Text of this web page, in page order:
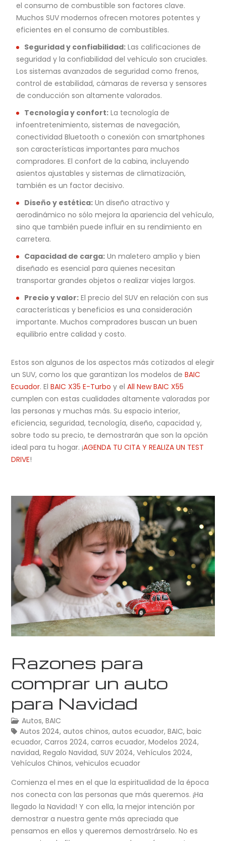
el consumo de combustible son factores clave.
Muchos SUV modernos ofrecen motores potentes y
eficientes en el consumo de combustibles.
Seguridad y confiabilidad: Las calificaciones de
seguridad y la confiabilidad del vehículo son cruciales.
Los sistemas avanzados de seguridad como frenos,
control de estabilidad, cámaras de reversa y sensores
de conducción son altamente valorados.
Tecnología y confort: La tecnología de
infoentretenimiento, sistemas de navegación,
conectividad Bluetooth o conexión con smartphones
son características importantes para muchos
compradores. El confort de la cabina, incluyendo
asientos ajustables y sistemas de climatización,
también es un factor decisivo.
Diseño y estética: Un diseño atractivo y
aerodinámico no sólo mejora la apariencia del vehículo,
sino que también puede influir en su rendimiento en
carretera.
Capacidad de carga: Un maletero amplio y bien
diseñado es esencial para quienes necesitan
transportar grandes objetos o realizar viajes largos.
Precio y valor: El precio del SUV en relación con sus
características y beneficios es una consideración
importante. Muchos compradores buscan un buen
equilibrio entre calidad y costo.
Estos son algunos de los aspectos más cotizados al elegir
un SUV, como los que garantizan los modelos deBAIC
Ecuador. ElBAIC X35 E-Turbo y elAll New BAIC X55
cumplen con estas cualidades altamente valoradas por
las personas y muchas más. Su espacio interior,
eficiencia, seguridad, tecnología, diseño, capacidad y,
sobre todo su precio, te demostrarán que son la opción
ideal para tu hogar. ¡AGENDA TU CITA Y REALIZA UN TEST
DRIVE!
Razones para
comprar un auto
para Navidad
Autos,BAIC
Autos 2024,autos chinos,autos ecuador,BAIC,baic
ecuador,Carros 2024,carros ecuador,Modelos 2024,
navidad,Regalo Navidad,SUV 2024,Vehículos 2024,
Vehículos Chinos,vehiculos ecuador
Comienza el mes en el que la espiritualidad de la época
nos conecta con las personas que más queremos. ¡Ha
llegado la Navidad! Y con ella, la mejor intención por
demostrar a nuestra gente más apreciada que
pensamos en ellos y queremos demostrárselo. No es